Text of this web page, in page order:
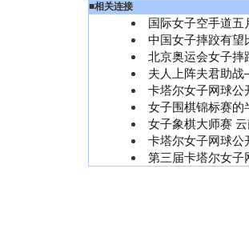
■相关连接
国际女子空手道
中国女子摔跤有望
北京奥运会女子摔
夫人上阵夫君助
卡塔尔女子网球公
女子围棋锦标赛的
女子象棋大师赛
卡塔尔女子网球公
第三届卡塔尔女子